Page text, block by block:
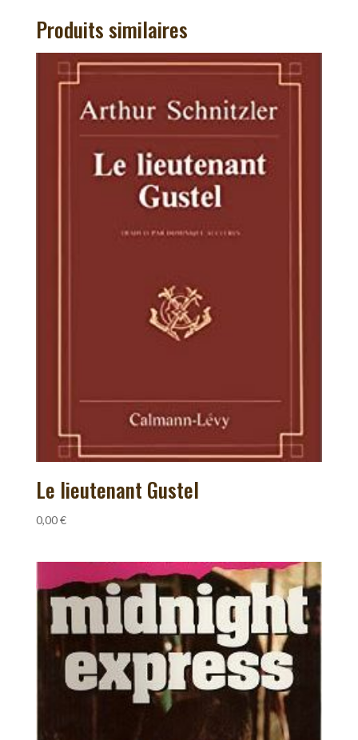
Produits similaires
Le lieutenant Gustel
0,00€